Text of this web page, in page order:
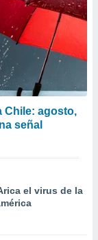
Chile: agosto,
señal
el virus de la